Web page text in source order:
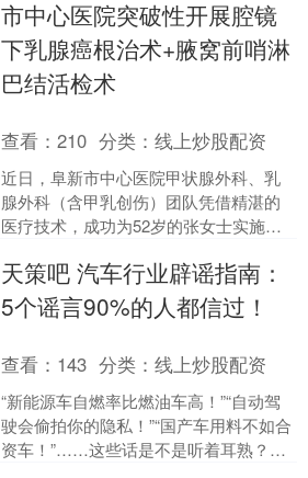
市中心医院突破性开展腔镜
下乳腺癌根治术+腋窝前哨淋
巴结活检术
查看：210 分类：线上炒股配资
近日，阜新市中心医院甲状腺外科、乳
腺外科（含甲乳创伤）团队凭借精湛的
医疗技术，成功为52岁的张女士实施腔
活检术。据了解，该单一....
天策吧 汽车行业辟谣指南：
5个谣言90%的人都信过！
查看： 143 分类：线上炒股配资
“新能源车自燃率比燃油车高！”“自动驾
驶会偷拍你的隐私！”“国产车用料不如合
资车！”……这些话是不是听着耳熟？在